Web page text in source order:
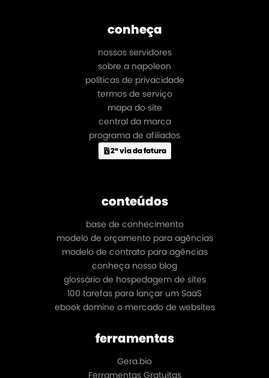
conheça
nossos servidores
sobre a napoleon
políticas de privacidade
termos de serviço
mapa do site
central da marca
programa de afiliados
2ª via da fatura
conteúdos
base de conhecimento
modelo de orçamento para agências
modelo de contrato para agências
conheça nosso blog
glossário de hospedagem de sites
100 tarefas para lançar um SaaS
ebook domine o mercado de websites
ferramentas
Gera.bio
Ferramentas Gratuitas